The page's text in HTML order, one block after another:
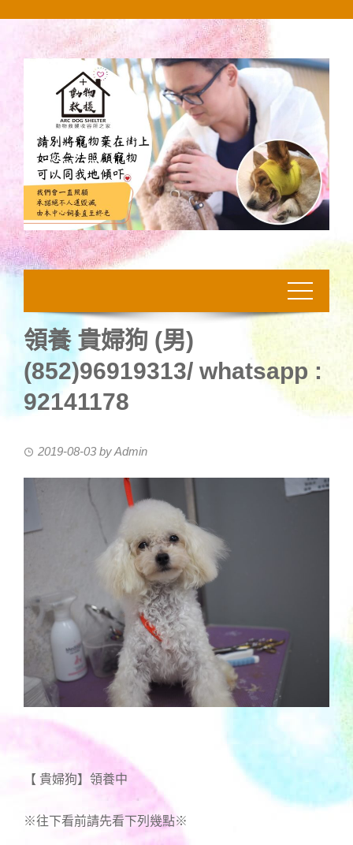
領養 貴婦狗 (男)
(852)96919313/ whatsapp :
92141178
2019-08-03 byAdmin
【 貴婦狗】領養中
※往下看前請先看下列幾點※